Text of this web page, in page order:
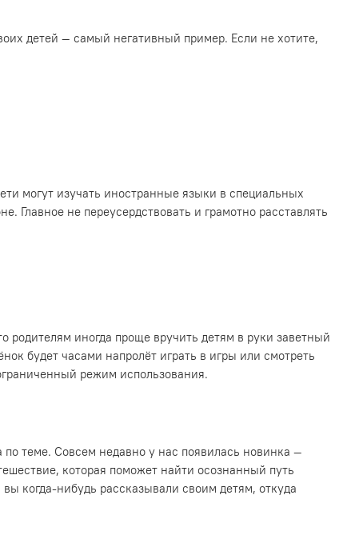
детей — самый негативный пример. Если не хотите,
могут изучать иностранные языки в специальных
Главное не переусердствовать и грамотно расставлять
иногда проще вручить детям в руки заветный
будет часами напролёт играть в игры или смотреть
режим использования.
теме. Совсем недавно у нас появилась новинка —
которая поможет найти осознанный путь
когда-нибудь рассказывали своим детям, откуда